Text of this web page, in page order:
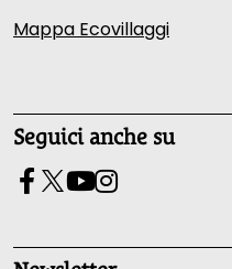
Mappa Ecovillaggi
Seguici anche su